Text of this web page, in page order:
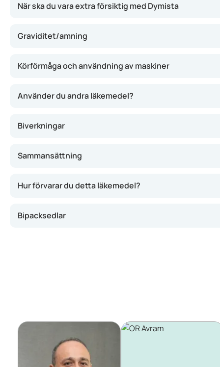
När ska du vara extra försiktig med Dymista
Graviditet/amning
Körförmåga och användning av maskiner
Använder du andra läkemedel?
Biverkningar
Sammansättning
Hur förvarar du detta läkemedel?
Bipacksedlar